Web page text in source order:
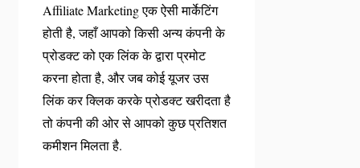
Affiliate Marketing एक ऐसी मार्केटिंग
होती है, जहाँ आपको किसी अन्य कंपनी के
प्रोडक्ट को एक लिंक के द्वारा प्रमोट
करना होता है, और जब कोई यूजर उस
लिंक कर क्लिक करके प्रोडक्ट खरीदता है
तो कंपनी की ओर से आपको कुछ प्रतिशत
कमीशन मिलता है.